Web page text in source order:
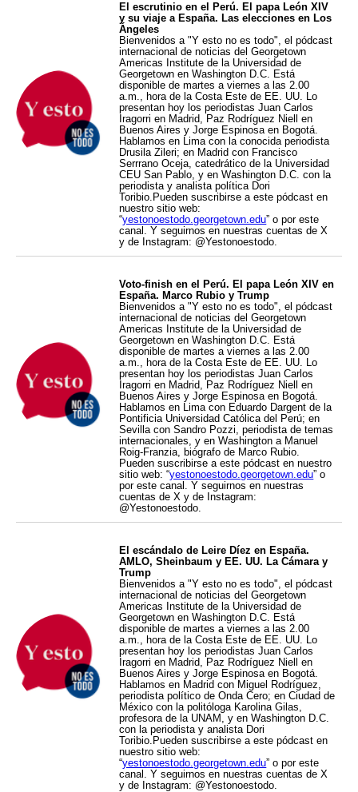
El escrutinio en el Perú. El papa León XIV
y su viaje a España. Las elecciones en Los
Ángeles
Bienvenidos a "Y esto no es todo", el pódcast
internacional de noticias del Georgetown
Americas Institute de la Universidad de
Georgetown en Washington D.C. Está
disponible de martes a viernes a las 2.00
a.m., hora de la Costa Este de EE. UU. Lo
presentan hoy los periodistas Juan Carlos
Iragorri en Madrid, Paz Rodríguez Niell en
Buenos Aires y Jorge Espinosa en Bogotá.
Hablamos en Lima con la conocida periodista
Drusila Zileri; en Madrid con Francisco
Serrrano Oceja, catedrático de la Universidad
CEU San Pablo, y en Washington D.C. con la
periodista y analista política Dori
Toribio.Pueden suscribirse a este pódcast en
nuestro sitio web:
“yestonoestodo.georgetown.edu” o por este
canal. Y seguirnos en nuestras cuentas de X
y de Instagram: @Yestonoestodo.
Voto-finish en el Perú. El papa León XIV en
España. Marco Rubio y Trump
Bienvenidos a "Y esto no es todo", el pódcast
internacional de noticias del Georgetown
Americas Institute de la Universidad de
Georgetown en Washington D.C. Está
disponible de martes a viernes a las 2.00
a.m., hora de la Costa Este de EE. UU. Lo
presentan hoy los periodistas Juan Carlos
Iragorri en Madrid, Paz Rodríguez Niell en
Buenos Aires y Jorge Espinosa en Bogotá.
Hablamos en Lima con Eduardo Dargent de la
Pontificia Universidad Católica del Perú; en
Sevilla con Sandro Pozzi, periodista de temas
internacionales, y en Washington a Manuel
Roig-Franzia, biógrafo de Marco Rubio.
Pueden suscribirse a este pódcast en nuestro
sitio web: “yestonoestodo.georgetown.edu” o
por este canal. Y seguirnos en nuestras
cuentas de X y de Instagram:
@Yestonoestodo.
El escándalo de Leire Díez en España.
AMLO, Sheinbaum y EE. UU. La Cámara y
Trump
Bienvenidos a "Y esto no es todo", el pódcast
internacional de noticias del Georgetown
Americas Institute de la Universidad de
Georgetown en Washington D.C. Está
disponible de martes a viernes a las 2.00
a.m., hora de la Costa Este de EE. UU. Lo
presentan hoy los periodistas Juan Carlos
Iragorri en Madrid, Paz Rodríguez Niell en
Buenos Aires y Jorge Espinosa en Bogotá.
Hablamos en Madrid con Miguel Rodríguez,
periodista político de Onda Cero; en Ciudad de
México con la politóloga Karolina Gilas,
profesora de la UNAM, y en Washington D.C.
con la periodista y analista Dori
Toribio.Pueden suscribirse a este pódcast en
nuestro sitio web:
“yestonoestodo.georgetown.edu” o por este
canal. Y seguirnos en nuestras cuentas de X
y de Instagram: @Yestonoestodo.